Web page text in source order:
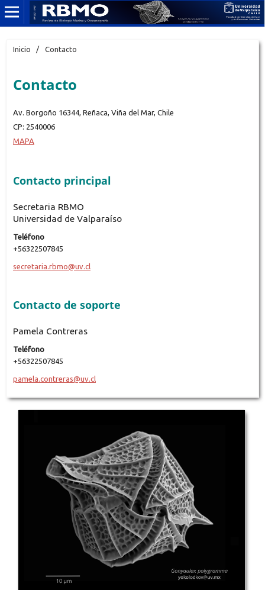
Inicio / Contacto
Contacto
Av. Borgoño 16344, Reñaca, Viña del Mar, Chile
CP: 2540006
MAPA
Contacto principal
Secretaria RBMO
Universidad de Valparaíso
Teléfono
+56322507845
secretaria.rbmo@uv.cl
Contacto de soporte
Pamela Contreras
Teléfono
+56322507845
pamela.contreras@uv.cl